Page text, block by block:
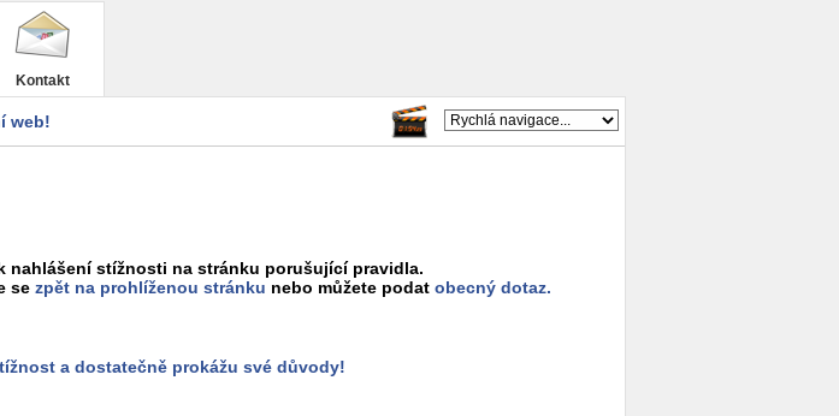
Kontakt
web!
nahlášení stížnosti na stránku porušující pravidla.
se zpět na prohlíženou stránku nebo můžete podat obecný dotaz.
a dostatečně prokážu své důvody!